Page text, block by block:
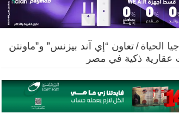
الحياة / تعاون “إي آند بيزنس” و”ماونتن
عقارية ذكية في مصر